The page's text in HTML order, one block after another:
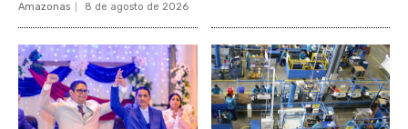
Amazonas 8 de agosto de 2026